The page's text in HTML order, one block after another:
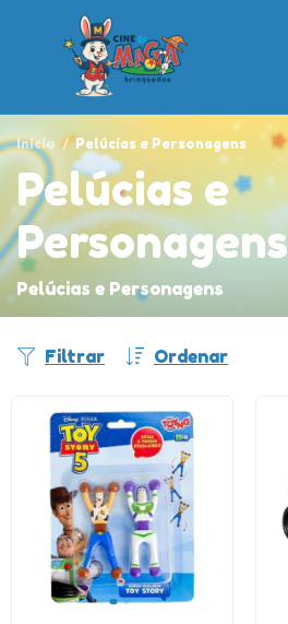
Início / Pelúcias e Personagens
Pelúcias e
Personagens
Pelúcias e Personagens
Ordenar
Filtrar